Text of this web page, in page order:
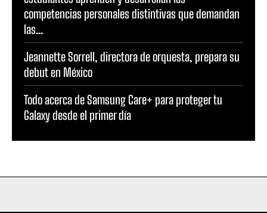
competencias personales distintivas que demandan
las...
Jeannette Sorrell, directora de orquesta, prepara su
debut en México
Todo acerca de Samsung Care+ para proteger tu
Galaxy desde el primer día